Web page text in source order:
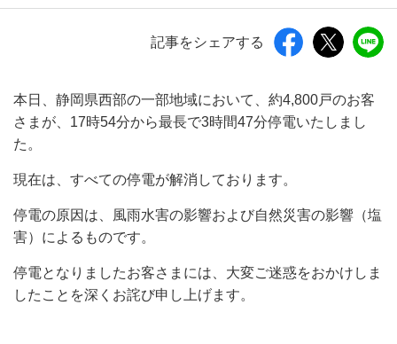
記事をシェアする
本日、静岡県西部の一部地域において、約4,800戸のお客
さまが、17時54分から最長で3時間47分停電いたしまし
た。
現在は、すべての停電が解消しております。
停電の原因は、風雨水害の影響および自然災害の影響（塩
害）によるものです。
停電となりましたお客さまには、大変ご迷惑をおかけしま
したことを深くお詫び申し上げます。